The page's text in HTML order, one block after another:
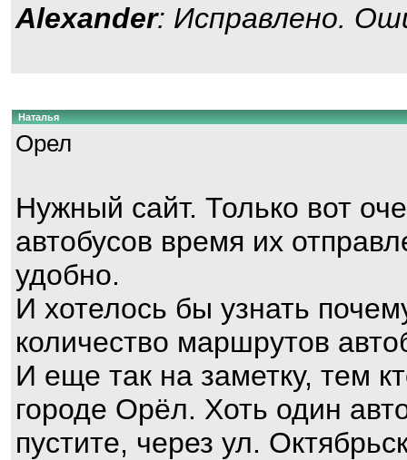
Alexander: Исправлено.
Наталья
Орел
Нужный сайт. Только вот
автобусов время их
удобно.
И хотелось бы узнать
количество маршрутов
И еще так на заметку, тем
городе Орёл. Хоть один
пустите, через ул.